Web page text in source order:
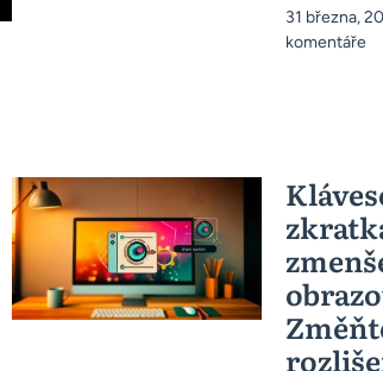
31 března,
komentáře